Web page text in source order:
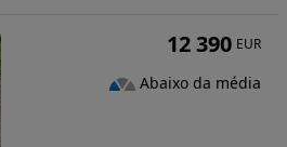
12 390 EUR
Abaixo da média